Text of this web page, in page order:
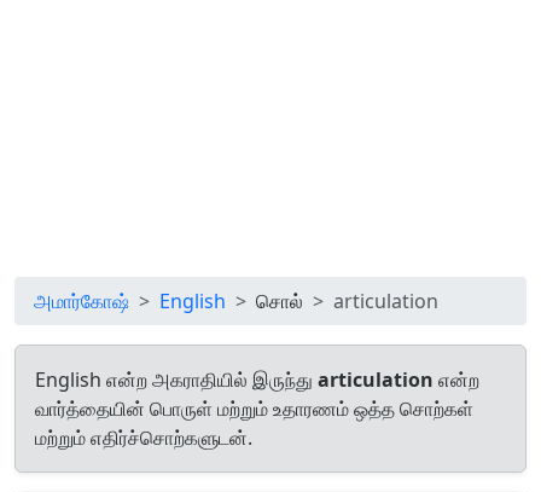
அமார்கோஷ் English சொல் articulation
English என்ற அகராதியில் இருந்து articulation என்ற
வார்த்தையின் பொருள் மற்றும் உதாரணம் ஒத்த சொற்கள்
மற்றும் எதிர்ச்சொற்களுடன்.